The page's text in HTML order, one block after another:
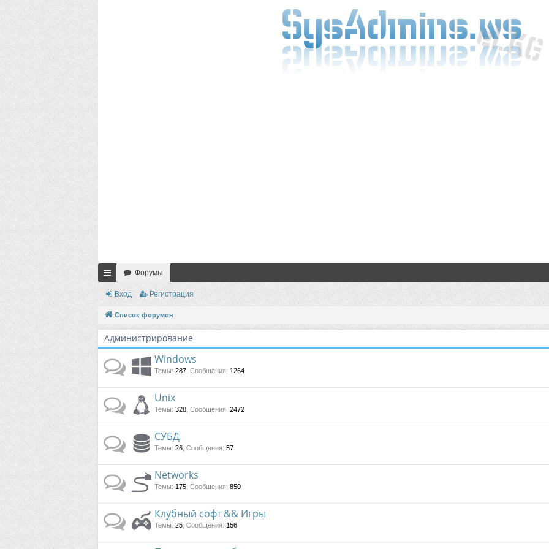
с
ы
лк
и
Форумы
Вход Регистрация
Список форумов
Администрирование
Windows
Темы: 287 Сообщения: 1264
Unix
Темы: 328 Сообщения: 2472
СУБД
Темы: 26 Сообщения: 57
Networks
Темы: 175 Сообщения: 850
Клубный софт && Игры
Темы: 25 Сообщения: 156